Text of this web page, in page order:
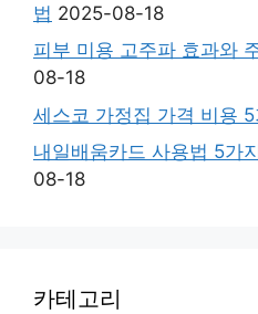
법 2025-08-18
피부 미용 고주파 효과와
08-18
세스코 가정집 가격 비용
내일배움카드 사용법 5가
08-18
카테고리